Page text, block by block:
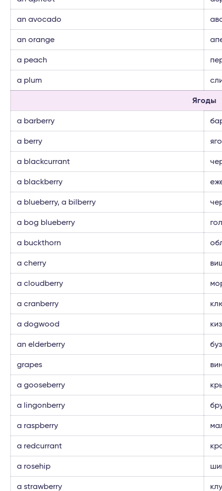
an avocado
an orange
a peach
a plum
Ягоды
a barberry
a berry
a blackcurrant
a blackberry
a blueberry, a bilberry
a bog blueberry
a buckthorn
a cherry
a cloudberry
a cranberry
a dogwood
an elderberry
grapes
a gooseberry
a lingonberry
a raspberry
a redcurrant
a rosehip
a strawberry